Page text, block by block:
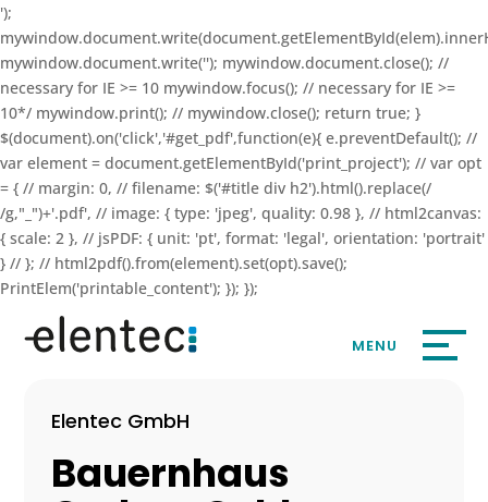
');
mywindow.document.write(''); mywindow.document.close(); //
necessary for IE >= 10 mywindow.focus(); // necessary for IE >=
10*/ mywindow.print(); // mywindow.close(); return true; }
$(document).on('click','#get_pdf',function(e){ e.preventDefault(); //
var element = document.getElementById('print_project'); // var opt
= { // margin: 0, // filename: $('#title div h2').html().replace(/
/g,"_")+'.pdf', // image: { type: 'jpeg', quality: 0.98 }, // html2canvas:
{ scale: 2 }, // jsPDF: { unit: 'pt', format: 'legal', orientation: 'portrait'
} // }; // html2pdf().from(element).set(opt).save();
PrintElem('printable_content'); }); });
Elentec GmbH
Bauernhaus